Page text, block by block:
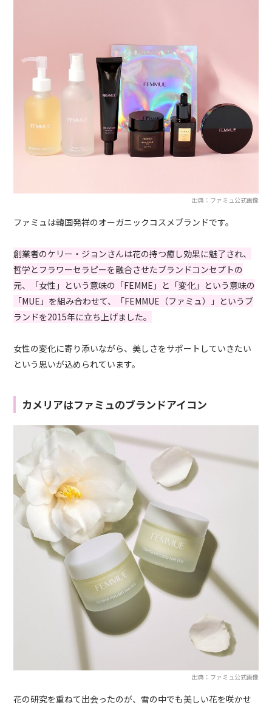
出典：ファミュ公式画像
ファミュは韓国発祥のオーガニックコスメブランドです。
創業者のケリー・ジョンさんは花の持つ癒し効果に魅了され、
哲学とフラワーセラピーを融合させたブランドコンセプトの
元、「女性」という意味の「FEMME」と「変化」という意味の
「MUE」を組み合わせて、「FEMMUE（ファミュ）」というブ
ランドを2015年に立ち上げました。
女性の変化に寄り添いながら、美しさをサポートしていきたい
という思いが込められています。
カメリアはファミュのブランドアイコン
出典：ファミュ公式画像
花の研究を重ねて出会ったのが、雪の中でも美しい花を咲かせ